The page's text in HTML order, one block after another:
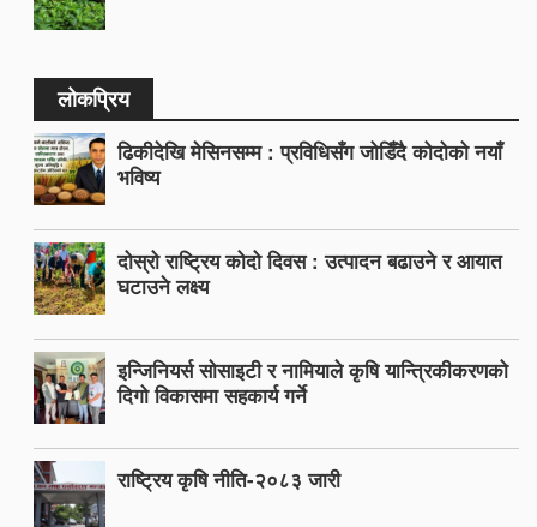
लोकप्रिय
ढिकीदेखि मेसिनसम्म : प्रविधिसँग जोडिँदै कोदोको नयाँ
भविष्य
दोस्रो राष्ट्रिय कोदो दिवस : उत्पादन बढाउने र आयात
घटाउने लक्ष्य
इन्जिनियर्स सोसाइटी र नामियाले कृषि यान्त्रिकीकरणको
दिगो विकासमा सहकार्य गर्ने
राष्ट्रिय कृषि नीति-२०८३ जारी